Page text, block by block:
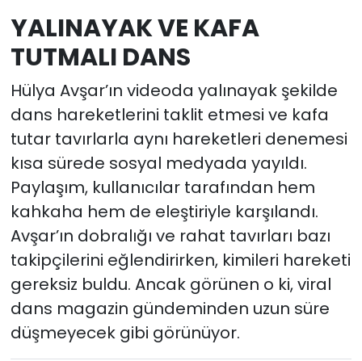
YALINAYAK VE KAFA
TUTMALI DANS
Hülya Avşar’ın videoda yalınayak şekilde
dans hareketlerini taklit etmesi ve kafa
tutar tavırlarla aynı hareketleri denemesi
kısa sürede sosyal medyada yayıldı.
Paylaşım, kullanıcılar tarafından hem
kahkaha hem de eleştiriyle karşılandı.
Avşar’ın dobralığı ve rahat tavırları bazı
takipçilerini eğlendirirken, kimileri hareketi
gereksiz buldu. Ancak görünen o ki, viral
dans magazin gündeminden uzun süre
düşmeyecek gibi görünüyor.